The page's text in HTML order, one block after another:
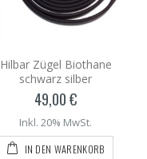
Hilbar Zügel Biothane
schwarz silber
49,00 €
Inkl. 20% MwSt.
IN DEN WARENKORB